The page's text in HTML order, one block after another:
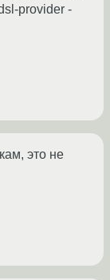
provider -
это не